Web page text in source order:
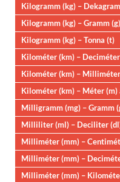
Kilogramm (kg) –
Kilogramm (kg) – Gramm (g)
Kilogramm (kg) – Tonna (t)
Kilométer (km) –
Kilométer (km) –
Kilométer (km) – Méter
Milligramm (mg) – Gramm
Milliliter (ml) – Deciliter
Milliméter (mm) –
Milliméter (mm) –
Milliméter (mm) –